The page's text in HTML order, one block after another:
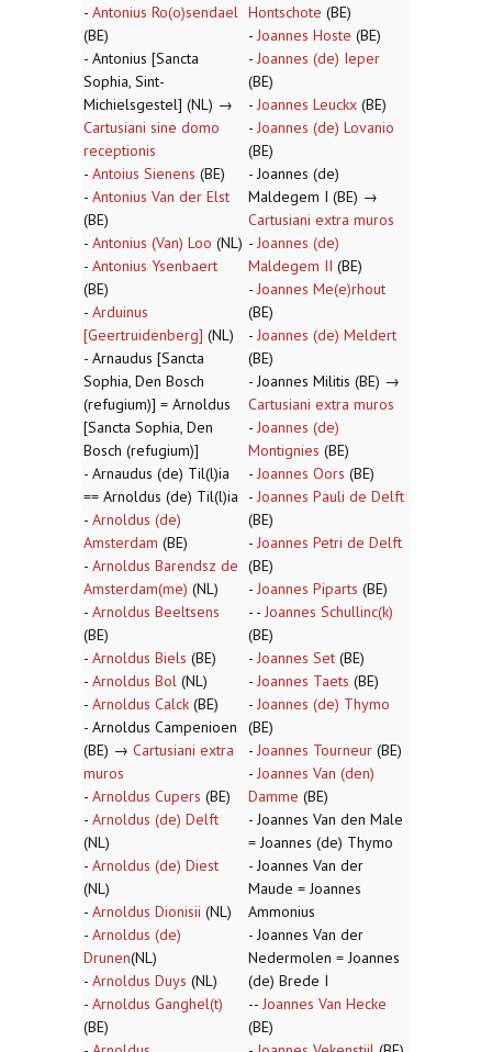
- Antonius Ro(o)sendael
(BE)
- Antonius [Sancta
Sophia, Sint-
Michielsgestel] (NL) →
Cartusiani sine domo
receptionis
- Antoius Sienens (BE)
- Antonius Van der Elst
(BE)
- Antonius (Van) Loo (NL)
- Antonius Ysenbaert
(BE)
- Arduinus
[Geertruidenberg] (NL)
- Arnaudus [Sancta
Sophia, Den Bosch
(refugium)] = Arnoldus
[Sancta Sophia, Den
Bosch (refugium)]
- Arnaudus (de) Til(l)ia
== Arnoldus (de) Til(l)ia
- Arnoldus (de)
Amsterdam (BE)
- Arnoldus Barendsz de
Amsterdam(me) (NL)
- Arnoldus Beeltsens
(BE)
- Arnoldus Biels (BE)
- Arnoldus Bol (NL)
- Arnoldus Calck (BE)
- Arnoldus Campenioen
(BE) → Cartusiani extra
muros
- Arnoldus Cupers (BE)
- Arnoldus (de) Delft
(NL)
- Arnoldus (de) Diest
(NL)
- Arnoldus Dionisii (NL)
- Arnoldus (de)
Drunen(NL)
- Arnoldus Duys (NL)
- Arnoldus Ganghel(t)
(BE)
Hontschote (BE)
- Joannes Hoste (BE)
- Joannes (de) Ieper
(BE)
- Joannes Leuckx (BE)
- Joannes (de) Lovanio
(BE)
- Joannes (de)
Maldegem I (BE) →
Cartusiani extra muros
- Joannes (de)
Maldegem II (BE)
- Joannes Me(e)rhout
(BE)
- Joannes (de) Meldert
(BE)
- Joannes Militis (BE) →
Cartusiani extra muros
- Joannes (de)
Montignies (BE)
- Joannes Oors (BE)
- Joannes Pauli de Delft
(BE)
- Joannes Petri de Delft
(BE)
- Joannes Piparts (BE)
- - Joannes Schullinc(k)
(BE)
- Joannes Set (BE)
- Joannes Taets (BE)
- Joannes (de) Thymo
(BE)
- Joannes Tourneur (BE)
- Joannes Van (den)
Damme (BE)
- Joannes Van den Male
= Joannes (de) Thymo
- Joannes Van der
Maude = Joannes
Ammonius
- Joannes Van der
Nedermolen = Joannes
(de) Brede I
-- Joannes Van Hecke
(BE)